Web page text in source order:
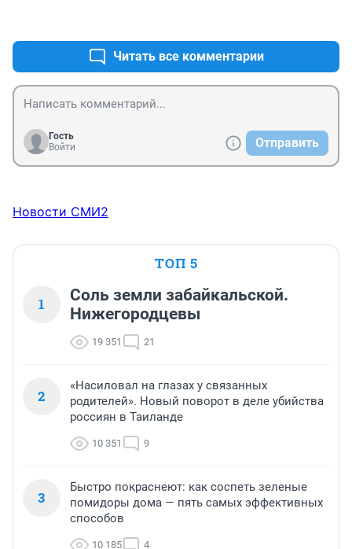
Читать все комментарии
Гость
Войти
Отправить
Новости СМИ2
ТОП 5
1
Соль земли забайкальской.
Нижегородцевы
19 351 21
2
«Насиловал на глазах у связанных
родителей». Новый поворот в деле убийства
россиян в Таиланде
10 351 9
3
Быстро покраснеют: как соспеть зеленые
помидоры дома — пять самых эффективных
способов
10 185 4